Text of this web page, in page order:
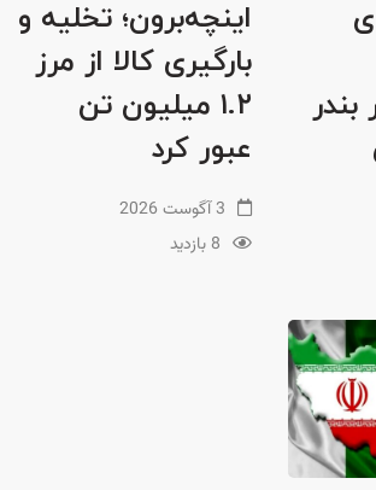
اینچه‌برون؛ تخلیه و
بارگیری کالا از مرز
۱.۲ میلیون تن
عبور کرد
8 بازدید